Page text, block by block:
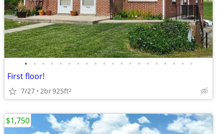
• • • • • • • • • • • • • • • • • • • •
First floor!
7/27 2br925ft2
$1,750